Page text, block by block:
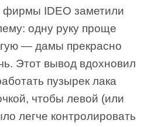
фирмы IDEO заметили
одну руку проще
— дамы прекрасно
Этот вывод вдохновил
пузырек лака
чтобы левой (или
легче контролировать